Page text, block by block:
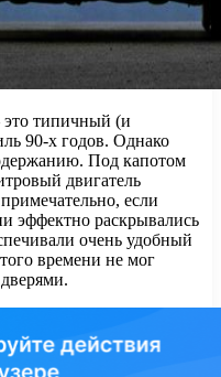
типичный (и
90-х годов. Однако
Под капотом
двигатель
если
эффектно раскрывались
очень удобный
времени не мог